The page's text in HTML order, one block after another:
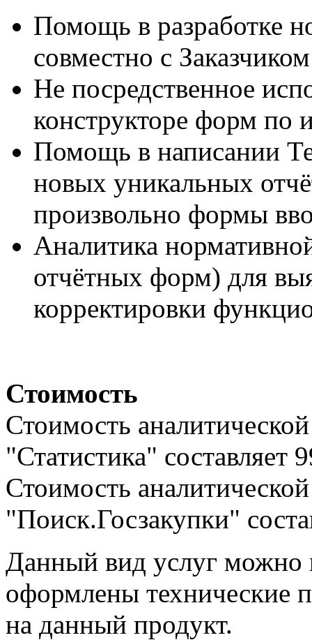
Помощь в разработке
совместно с Заказчиком
Не посредственное
конструкторе форм по
Помощь в написании
новых уникальных
произвольно формы
Аналитика
отчётных форм) для
корректировки
Стоимость
Стоимость
"Статистика" составляет
Стоимость
"Поиск.Госзакупки"
Данный вид услуг можно
оформлены технические
на данный продукт.